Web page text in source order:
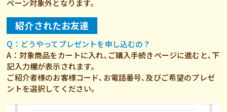
ペーン対象外となります｡
紹介されたお友達
Q：どうやってプレゼントを申し込むの？
A：対象商品をカートに入れ､ご購入手続きページに進むと､下
記入力欄が表示されます｡
ご紹介者様のお客様コード､お電話番号､及びご希望のプレゼ
ントを選択してください｡